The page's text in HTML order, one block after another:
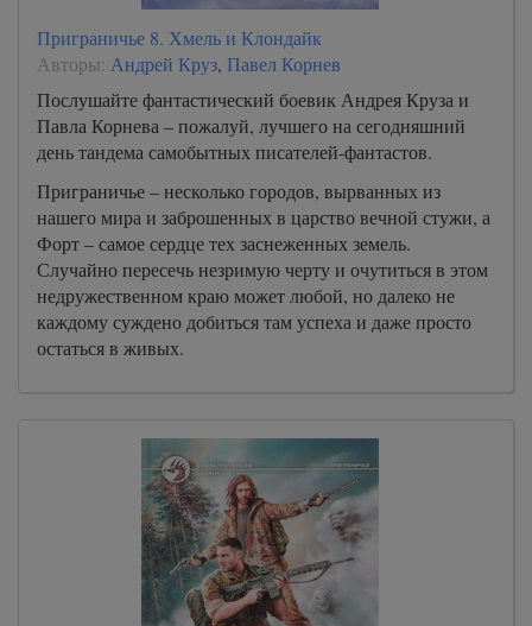
Приграничье 8. Хмель и Клондайк
Авторы: Андрей Круз, Павел Корнев
Послушайте фантастический боевик Андрея Круза и
Павла Корнева – пожалуй, лучшего на сегодняшний
день тандема самобытных писателей-фантастов.
Приграничье – несколько городов, вырванных из
нашего мира и заброшенных в царство вечной стужи, а
Форт – самое сердце тех заснеженных земель.
Случайно пересечь незримую черту и очутиться в этом
недружественном краю может любой, но далеко не
каждому суждено добиться там успеха и даже просто
остаться в живых.